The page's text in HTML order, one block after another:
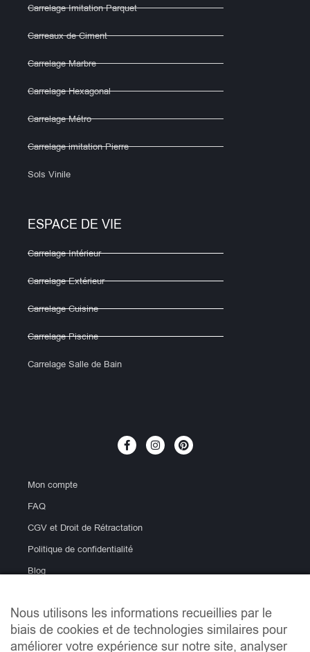
Carrelage Imitation Parquet
Carreaux de Ciment
Carrelage Marbre
Carrelage Hexagonal
Carrelage Métro
Carrelage imitation Pierre
Sols Vinile
ESPACE DE VIE
Carrelage Intérieur
Carrelage Extérieur
Carrelage Cuisine
Carrelage Piscine
Carrelage Salle de Bain
Mon compte
FAQ
CGV et Droit de Rétractation
Politique de confidentialité
Blog
Nous utilisons les informations recueillies par le
biais de cookies et de technologies similaires pour
améliorer votre expérience sur notre site, analyser